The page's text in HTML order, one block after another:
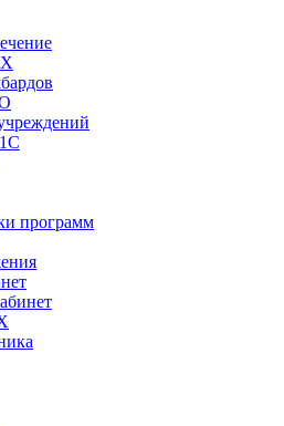
программ